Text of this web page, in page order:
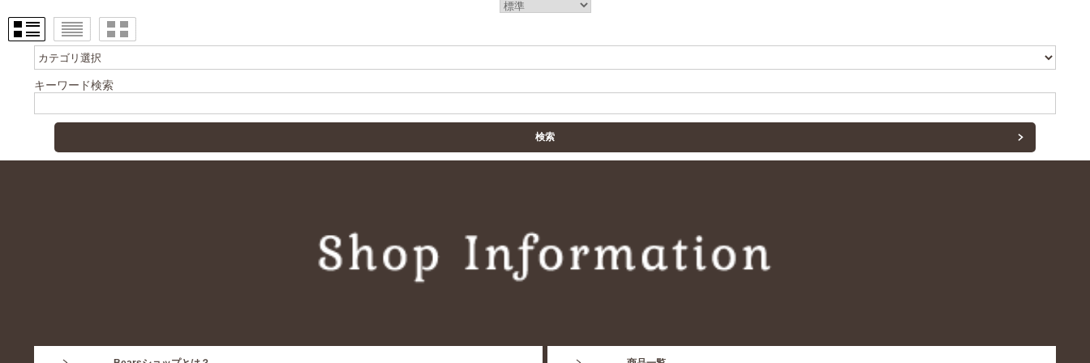
キーワード検索